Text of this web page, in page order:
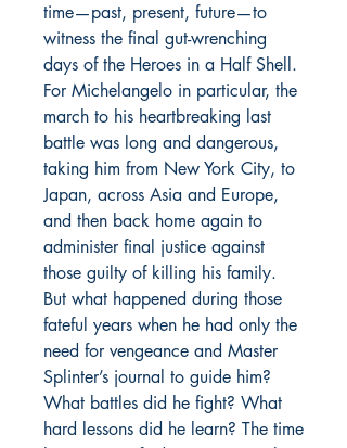
time—past, present, future—to
witness the final gut-wrenching
days of the Heroes in a Half Shell.
For Michelangelo in particular, the
march to his heartbreaking last
battle was long and dangerous,
taking him from New York City, to
Japan, across Asia and Europe,
and then back home again to
administer final justice against
those guilty of killing his family.
But what happened during those
fateful years when he had only the
need for vengeance and Master
Splinter’s journal to guide him?
What battles did he fight? What
hard lessons did he learn? The time